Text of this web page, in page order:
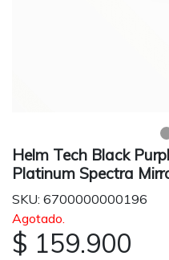
Helm Tech Black
Platinum Spectra
SKU: 6700000000196
Agotado.
$ 159.900